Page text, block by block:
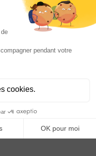
?
de la région Hauts de